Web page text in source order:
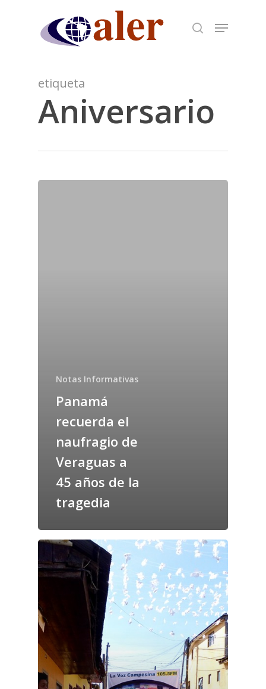
etiqueta
Aniversario
Notas Informativas
Panamá
recuerda el
naufragio de
Veraguas a
45 años de la
tragedia